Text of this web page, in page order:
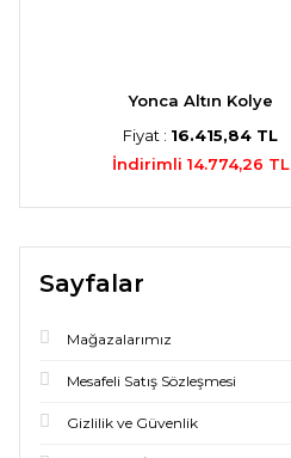
Yonca Altın Kolye
Fiyat : 16.415,84 TL
İndirimli 14.774,26 TL
Sayfalar
Mağazalarımız
Mesafeli Satış Sözleşmesi
Gizlilik ve Güvenlik